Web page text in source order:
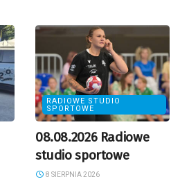
RADIOWE STUDIO
SPORTOWE
08.08.2026 Radiowe
studio sportowe
8 SIERPNIA 2026